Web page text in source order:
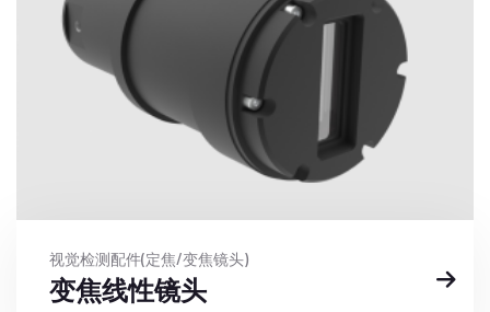
视觉检测配件(定焦/变焦镜头)
变焦线性镜头